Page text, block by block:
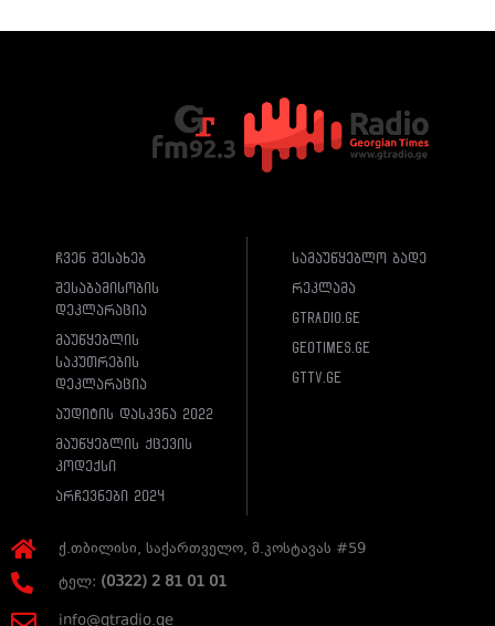
ჩვენ შესახებ
შესაბამისობის
დეკლარაცია
მაუწყებლის
საკუთრების
დეკლარაცია
აუდიტის დასკვნა 2022
მაუწყებლის ქცევის
კოდექსი
არჩევნები 2024
სამაუწყებლო ბადე
რეკლამა
gtradio.ge
geotimes.ge
gttv.ge
ქ.თბილისი, საქართველო, მ.კოსტავას #59
ტელ: (0322) 2 81 01 01